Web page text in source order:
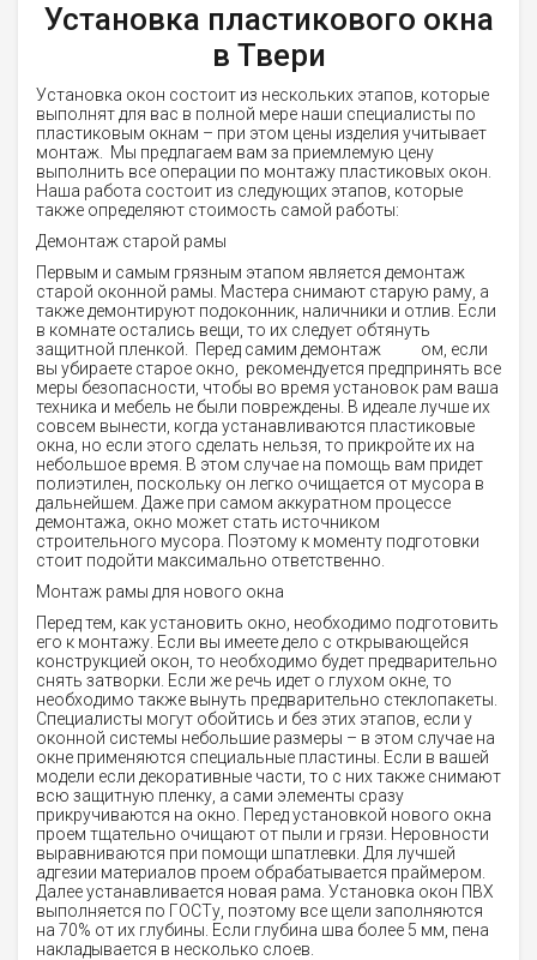
Установка пластикового окна
в Твери
Установка окон состоит из нескольких этапов, которые
выполнят для вас в полной мере наши специалисты по
пластиковым окнам – при этом цены изделия учитывает
монтаж. Мы предлагаем вам за приемлемую цену
выполнить все операции по монтажу пластиковых окон.
Наша работа состоит из следующих этапов, которые
также определяют стоимость самой работы:
Демонтаж старой рамы
Первым и самым грязным этапом является демонтаж
старой оконной рамы. Мастера снимают старую раму, а
также демонтируют подоконник, наличники и отлив. Если
в комнате остались вещи, то их следует обтянуть
защитной пленкой. Перед самим демонтаж ом, если
вы убираете старое окно, рекомендуется предпринять все
меры безопасности, чтобы во время установок рам ваша
техника и мебель не были повреждены. В идеале лучше их
совсем вынести, когда устанавливаются пластиковые
окна, но если этого сделать нельзя, то прикройте их на
небольшое время. В этом случае на помощь вам придет
полиэтилен, поскольку он легко очищается от мусора в
дальнейшем. Даже при самом аккуратном процессе
демонтажа, окно может стать источником
строительного мусора. Поэтому к моменту подготовки
стоит подойти максимально ответственно.
Монтаж рамы для нового окна
Перед тем, как установить окно, необходимо подготовить
его к монтажу. Если вы имеете дело с открывающейся
конструкцией окон, то необходимо будет предварительно
снять затворки. Если же речь идет о глухом окне, то
необходимо также вынуть предварительно стеклопакеты.
Специалисты могут обойтись и без этих этапов, если у
оконной системы небольшие размеры – в этом случае на
окне применяются специальные пластины. Если в вашей
модели если декоративные части, то с них также снимают
всю защитную пленку, а сами элементы сразу
прикручиваются на окно. Перед установкой нового окна
проем тщательно очищают от пыли и грязи. Неровности
выравниваются при помощи шпатлевки. Для лучшей
адгезии материалов проем обрабатывается праймером.
Далее устанавливается новая рама. Установка окон ПВХ
выполняется по ГОСТу, поэтому все щели заполняются
на 70% от их глубины. Если глубина шва более 5 мм, пена
накладывается в несколько слоев.